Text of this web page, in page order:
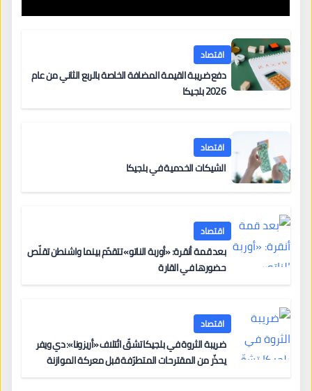
اقتصاد
دفع ضريبة القيمة المضافة الخاصة بالربع الثاني من عام
2026 بلجيكا
اقتصاد
الشيكات الخدمية في بلجيكا
اقتصاد
بعد قمة أنقرة: «أوربة الناتو» تتقدّم بينما واشنطن تقلّص
حضورها في القارة
اقتصاد
ضريبة الثروة في بلجيكا تشقّ ائتلاف «أريزونا»: دي ويفر
يحذّر من المقترحات المتطرّفة قبل معركة الموازنة